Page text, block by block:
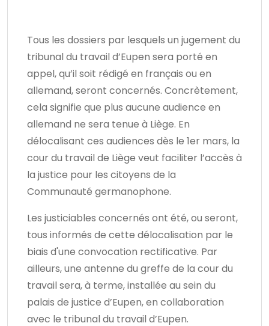
Tous les dossiers par lesquels un jugement du
tribunal du travail d’Eupen sera porté en
appel, qu’il soit rédigé en français ou en
allemand, seront concernés. Concrètement,
cela signifie que plus aucune audience en
allemand ne sera tenue à Liège. En
délocalisant ces audiences dès le 1er mars, la
cour du travail de Liège veut faciliter l’accès à
la justice pour les citoyens de la
Communauté germanophone.
Les justiciables concernés ont été, ou seront,
tous informés de cette délocalisation par le
biais d'une convocation rectificative. Par
ailleurs, une antenne du greffe de la cour du
travail sera, à terme, installée au sein du
palais de justice d’Eupen, en collaboration
avec le tribunal du travail d’Eupen.